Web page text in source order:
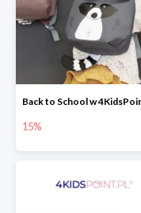
15%